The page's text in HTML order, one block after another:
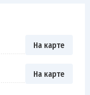
На карте
На карте